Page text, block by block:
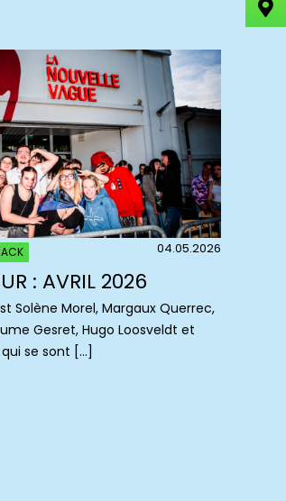
04.05.2026
: AVRIL 2026
Solène Morel, Margaux Querrec,
Gesret, Hugo Loosveldt et
se sont […]